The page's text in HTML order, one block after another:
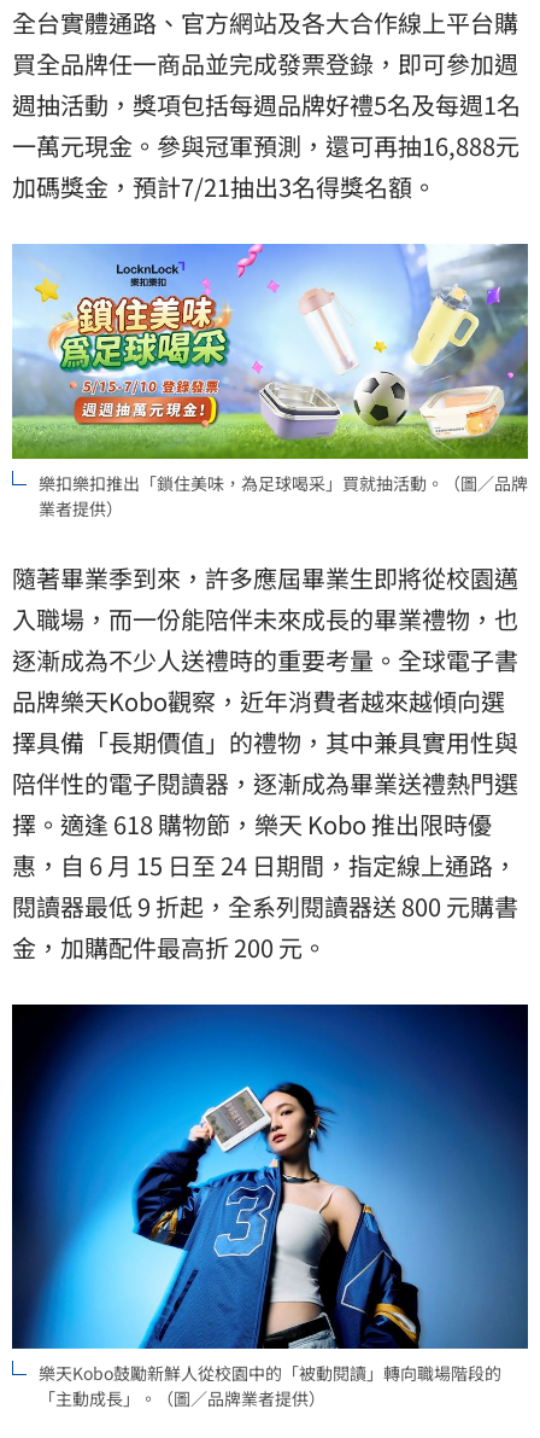
全台實體通路、官方網站及各大合作線上平台購
買全品牌任一商品並完成發票登錄，即可參加週
週抽活動，獎項包括每週品牌好禮5名及每週1名
一萬元現金。參與冠軍預測，還可再抽16,888元
加碼獎金，預計7/21抽出3名得獎名額。
樂扣樂扣推出「鎖住美味，為足球喝采」買就抽活動。（圖／品牌
業者提供）
隨著畢業季到來，許多應屆畢業生即將從校園邁
入職場，而一份能陪伴未來成長的畢業禮物，也
逐漸成為不少人送禮時的重要考量。全球電子書
品牌樂天Kobo觀察，近年消費者越來越傾向選
擇具備「長期價值」的禮物，其中兼具實用性與
陪伴性的電子閱讀器，逐漸成為畢業送禮熱門選
擇。適逢 618 購物節，樂天 Kobo 推出限時優
惠，自 6 月 15 日至 24 日期間，指定線上通路，
閱讀器最低 9 折起，全系列閱讀器送 800 元購書
金，加購配件最高折 200 元。
樂天Kobo鼓勵新鮮人從校園中的「被動閱讀」轉向職場階段的
「主動成長」。（圖／品牌業者提供）